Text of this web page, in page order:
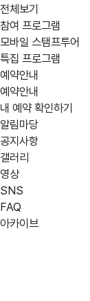
전체보기
참여 프로그램
모바일 스탬프투어
특집 프로그램
예약안내
예약안내
내 예약 확인하기
알림마당
공지사항
갤러리
영상
SNS
FAQ
아카이브